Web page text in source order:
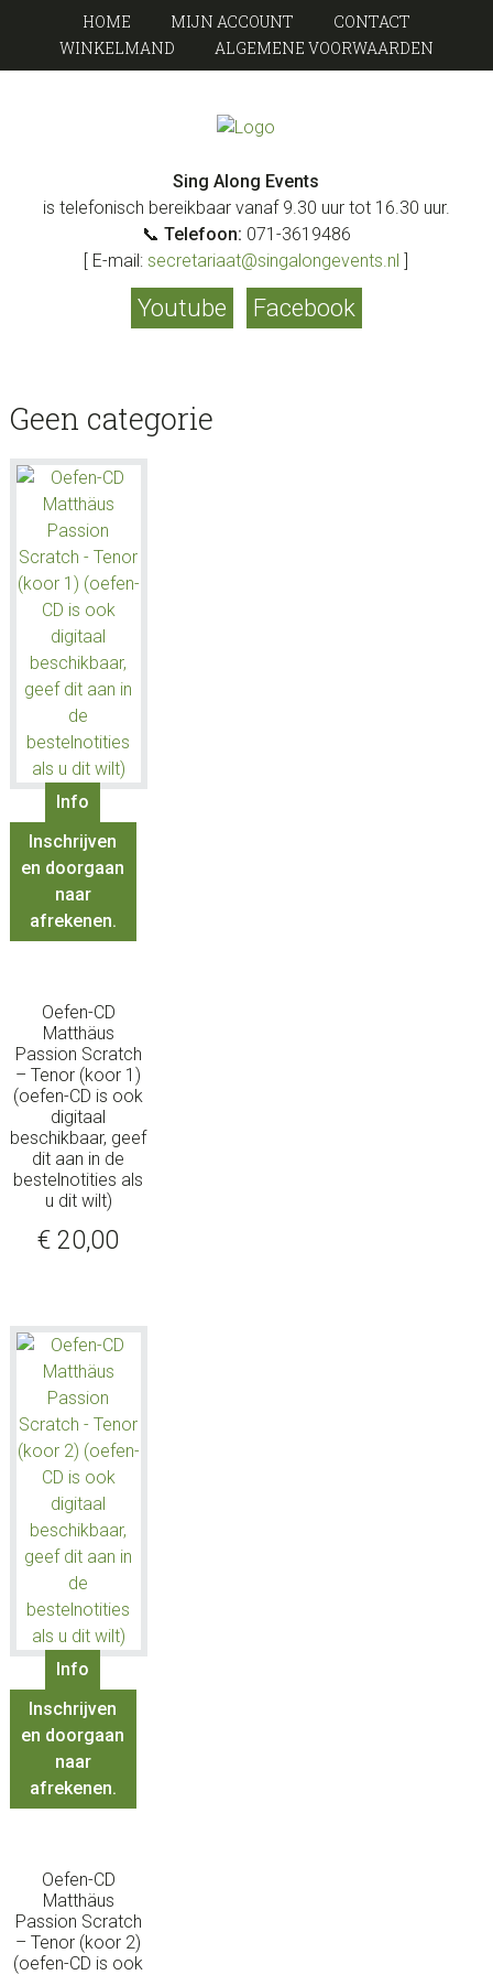
de
de
HOME MIJN ACCOUNT
CONTACT
WINKELMAND
ALGEMENE VOORWAARDEN
ALONG
EVENTS
Sing Along Events
is telefonisch bereikbaar vanaf 9.30 uur tot 16.30 uur.
📞 Telefoon: 071-3619486
[ E-mail:secretariaat@singalongevents.nl ]
Youtube Facebook
Geen categorie
Info
Inschrijven
en doorgaan
naar
afrekenen.
Oefen-CD
Matthäus
Passion Scratch
– Tenor (koor 1)
(oefen-CD is ook
digitaal
beschikbaar, geef
dit aan in de
bestelnotities als
u dit wilt)
€ 20,00
Info
Inschrijven
en doorgaan
naar
afrekenen.
Oefen-CD
Matthäus
Passion Scratch
– Tenor (koor 2)
(oefen-CD is ook